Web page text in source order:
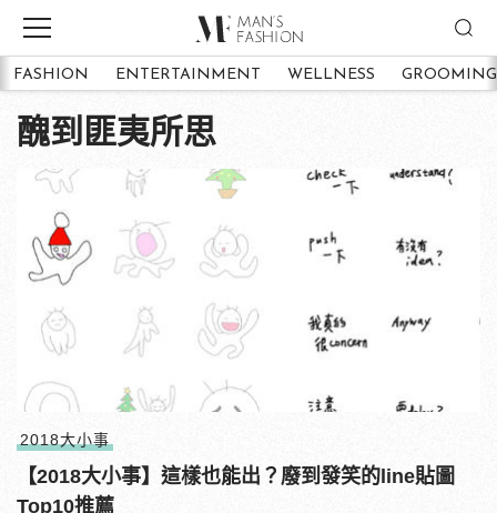
FASHION ENTERTAINMENT WELLNESS GROOMING
醜到匪夷所思
2018大小事
【2018大小事】這樣也能出？廢到發笑的line貼圖
Top10推薦